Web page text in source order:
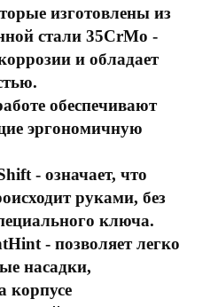
изготовлены из
стали 35CrMo -
и обладает
обеспечивают
эргономичную
- означает, что
руками, без
ключа.
- позволяет легко
насадки,
корпусе